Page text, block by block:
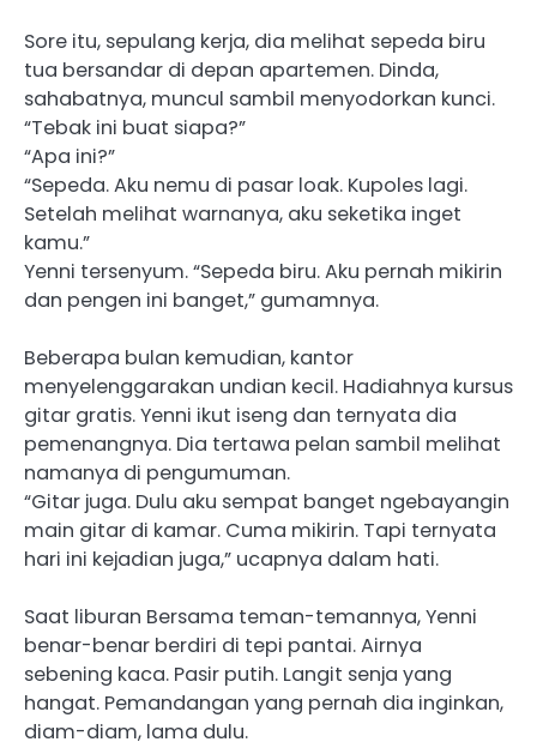
Sore itu, sepulang kerja, dia melihat sepeda biru
tua bersandar di depan apartemen. Dinda,
sahabatnya, muncul sambil menyodorkan kunci.
“Tebak ini buat siapa?”
“Apa ini?”
“Sepeda. Aku nemu di pasar loak. Kupoles lagi.
Setelah melihat warnanya, aku seketika inget
kamu.”
Yenni tersenyum. “Sepeda biru. Aku pernah mikirin
dan pengen ini banget,” gumamnya.
Beberapa bulan kemudian, kantor
menyelenggarakan undian kecil. Hadiahnya kursus
gitar gratis. Yenni ikut iseng dan ternyata dia
pemenangnya. Dia tertawa pelan sambil melihat
namanya di pengumuman.
“Gitar juga. Dulu aku sempat banget ngebayangin
main gitar di kamar. Cuma mikirin. Tapi ternyata
hari ini kejadian juga,” ucapnya dalam hati.
Saat liburan Bersama teman-temannya, Yenni
benar-benar berdiri di tepi pantai. Airnya
sebening kaca. Pasir putih. Langit senja yang
hangat. Pemandangan yang pernah dia inginkan,
diam-diam, lama dulu.